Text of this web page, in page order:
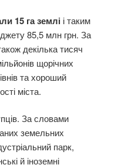
15 га землі і таким
85,5 млн грн. За
декілька тисяч
щорічних
та хороший
міста.
За словами
земельних
парк,
й іноземні